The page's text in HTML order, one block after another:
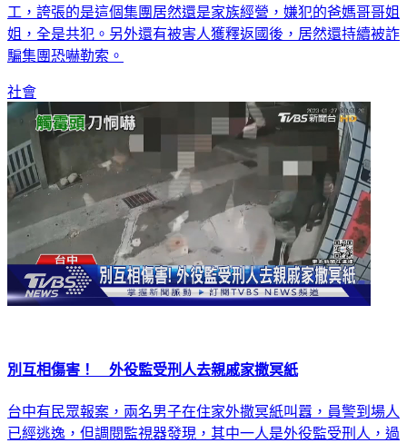
工，誇張的是這個集團居然還是家族經營，嫌犯的爸媽哥哥姐
姐，全是共犯。另外還有被害人獲釋返國後，居然還持續被詐
騙集團恐嚇勒索。
社會
別互相傷害！ 外役監受刑人去親戚家撒冥紙
台中有民眾報案，兩名男子在住家外撒冥紙叫囂，員警到場人
已經逃逸，但調閱監視器發現，其中一人是外役監受刑人，過